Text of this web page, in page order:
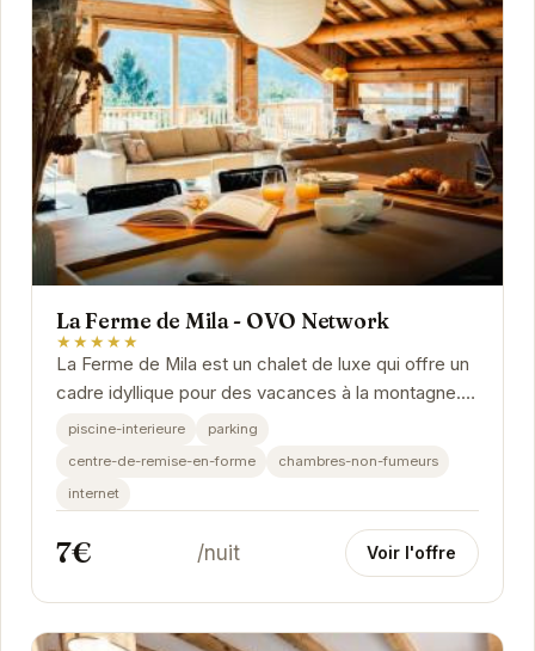
La Ferme de Mila - OVO Network
★★★★★
La Ferme de Mila est un chalet de luxe qui offre un
cadre idyllique pour des vacances à la montagne.
Avec sa piscine intérieure, son centre de...
piscine-interieure
parking
centre-de-remise-en-forme
chambres-non-fumeurs
internet
7€ /nuit Voir l'offre